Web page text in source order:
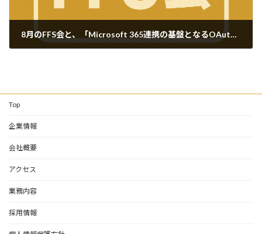
8月のFFS会と、「Microsoft 365連携の基盤となるOAuth 2.0とは」第1回
Top
企業情報
会社概要
アクセス
業務内容
採用情報